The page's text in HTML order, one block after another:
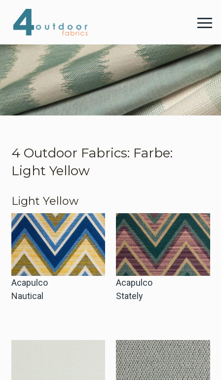
4
4 Outdoor Fabrics: Farbe:
Light Yellow
Light Yellow
Acapulco
Nautical
Acapulco
Stately
Menu
4 Outdoor Fabrics
Stoffe
Webshop
Kontakt
Cart
Cart
Probe-Anfrage